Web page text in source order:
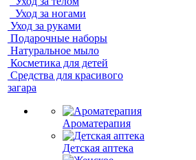
Уход за ногами
Уход за руками
Подарочные наборы
Натуральное мыло
Косметика для детей
Средства для красивого
загара
Ароматерапия
Детская аптека